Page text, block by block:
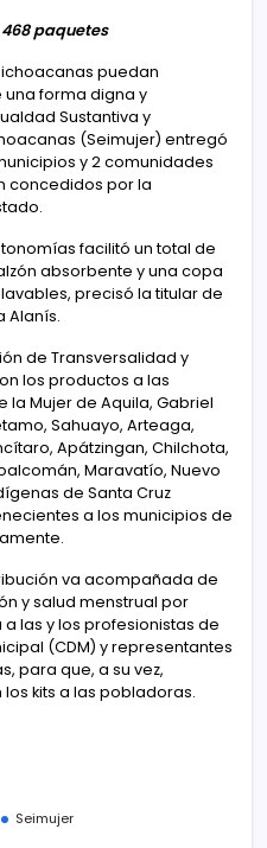
paquetes
puedan
forma digna y
Sustantiva y
(Seimujer) entregó
y 2 comunidades
concedidos por la
facilitó un total de
absorbente y una copa
precisó la titular de
Alanís.
de Transversalidad y
los productos a las
la Mujer de Aquila, Gabriel
Sahuayo, Arteaga,
Apátzingan, Chilchota,
Maravatío, Nuevo
de Santa Cruz
a los municipios de
va acompañada de
y salud menstrual por
las y los profesionistas de
(CDM) y representantes
para que, a su vez,
kits a las pobladoras.
Seimujer